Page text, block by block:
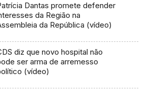
Dantas promete defender
da Região na
da República (vídeo)
diz que novo hospital não
ser arma de arremesso
(vídeo)